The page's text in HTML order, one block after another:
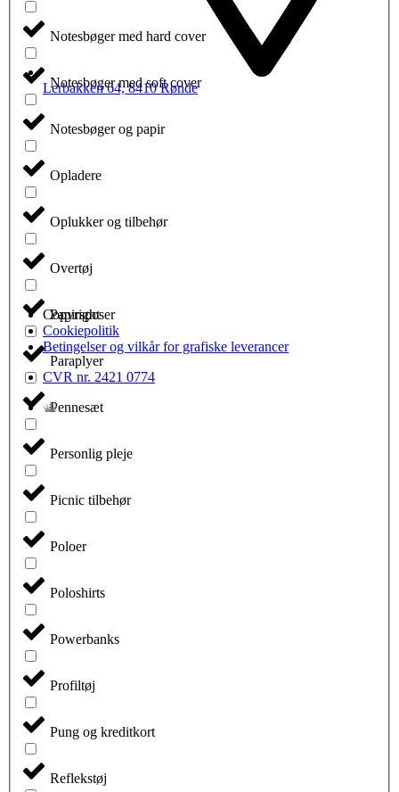
Notesbøger med hard cover
Notesbøger med soft cover
Notesbøger og papir
Opladere
Oplukker og tilbehør
Overtøj
Papirsposer
Paraplyer
Pennesæt
Personlig pleje
Picnic tilbehør
Poloer
Poloshirts
Powerbanks
Profiltøj
Pung og kreditkort
Reflekstøj
Lerbakken 64, 8410 Rønde
Copyright
Cookiepolitik
Betingelser og vilkår for grafiske leverancer
CVR nr. 2421 0774